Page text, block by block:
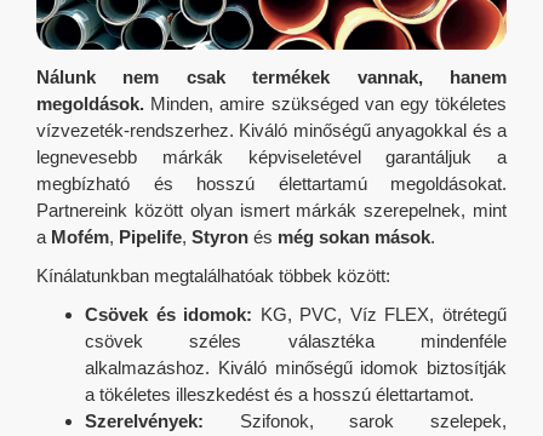
Nálunk nem csak termékek vannak, hanem
megoldások. Minden, amire szükséged van egy tökéletes
vízvezeték-rendszerhez. Kiváló minőségű anyagokkal és a
legnevesebb márkák képviseletével garantáljuk a
megbízható és hosszú élettartamú megoldásokat.
Partnereink között olyan ismert márkák szerepelnek, mint
a Mofém, Pipelife, Styron és még sokan mások.
Kínálatunkban megtalálhatóak többek között:
Csövek és idomok: KG, PVC, Víz FLEX, ötrétegű
csövek széles választéka mindenféle
alkalmazáshoz. Kiváló minőségű idomok biztosítják
a tökéletes illeszkedést és a hosszú élettartamot.
Szerelvények: Szifonok, sarok szelepek,